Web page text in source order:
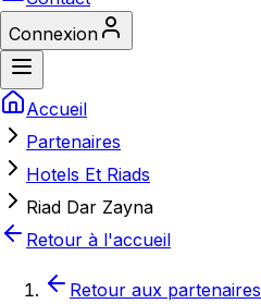
Connexion
Accueil
Partenaires
Hotels Et Riads
Riad Dar Zayna
Retour à l'accueil
Retour aux partenaires